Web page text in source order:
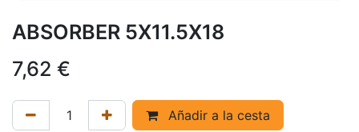
ABSORBER 5X11.5X18
7,62 €
Añadir a la cesta